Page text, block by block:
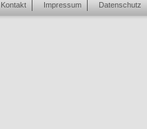
Kontakt Impressum Datenschutz